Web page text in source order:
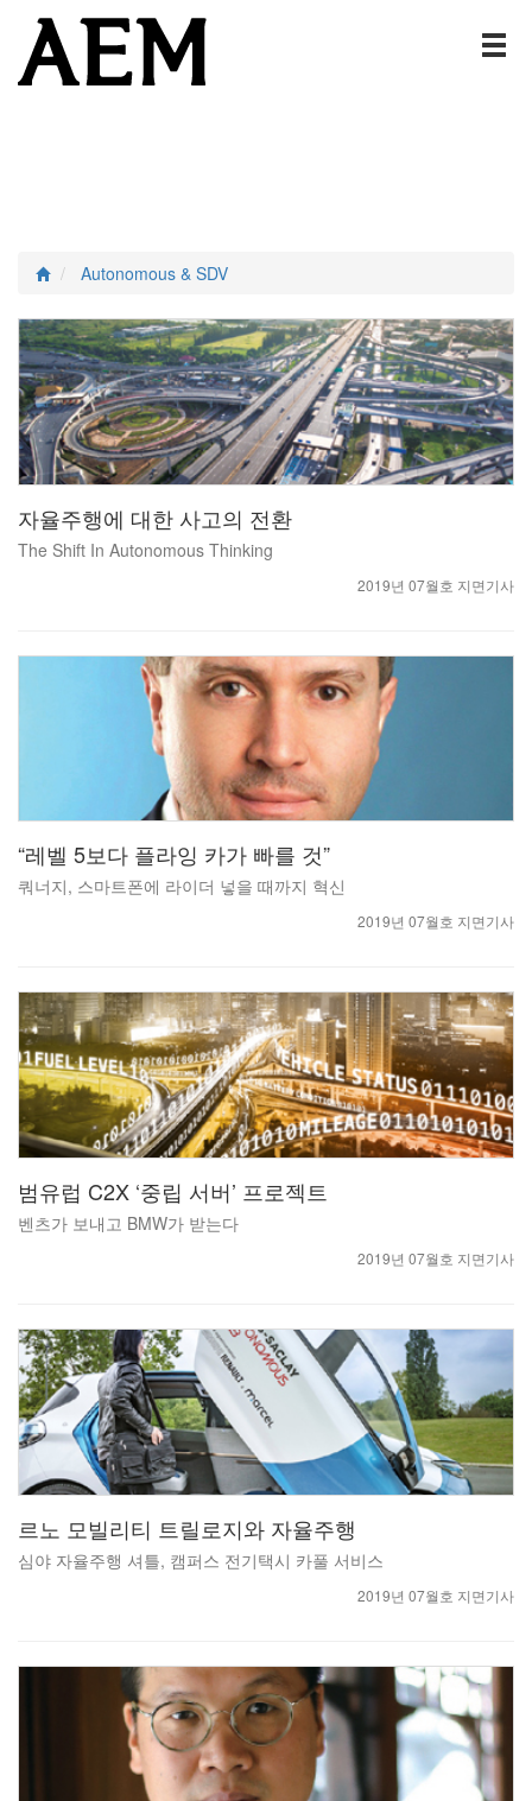
Autonomous & SDV
자율주행에 대한 사고의 전환
The Shift In Autonomous Thinking
2019년 07월호 지면기사
“레벨 5보다 플라잉 카가 빠를 것”
쿼너지, 스마트폰에 라이더 넣을 때까지 혁신
2019년 07월호 지면기사
범유럽 C2X ‘중립 서버’ 프로젝트
벤츠가 보내고 BMW가 받는다
2019년 07월호 지면기사
르노 모빌리티 트릴로지와 자율주행
심야 자율주행 셔틀, 캠퍼스 전기택시 카풀 서비스
2019년 07월호 지면기사